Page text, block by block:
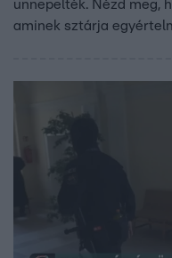
ünnepelték. Nézd meg,
aminek sztárja